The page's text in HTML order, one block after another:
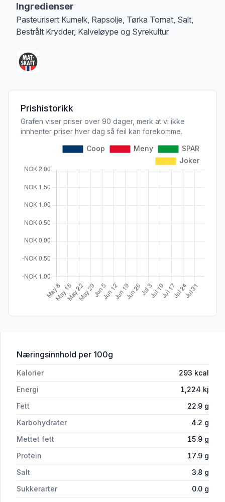
Ingredienser
Pasteurisert Kumelk, Rapsolje, Tørka Tomat, Salt,
Bestrålt Krydder, Kalveløype og Syrekultur
Prishistorikk
Grafen viser priser over 90 dager, merk at vi ikke
innhenter priser hver dag så feil kan forekomme.
Næringsinnhold for 'Ystepikene Bedaost Tomat 378g'
per 100g
Kalorier 293 kcal
Energi
1,224 kj
Fett
22.9 g
Karbohydrater
4.2 g
Mettet fett
15.9 g
Protein
17.9 g
Salt
3.8 g
Sukkerarter
0.0 g